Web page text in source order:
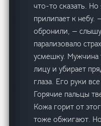
что-то сказать.
прилипает к небу.
обронили, —
парализовало
усмешку. Мужчина
лицу и убирает
глаза. Его руки
Горячие пальцы
Кожа горит от
тоже обжигают. Но